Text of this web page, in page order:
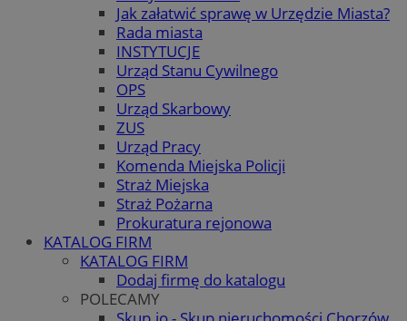
Jak załatwić sprawę w Urzędzie Miasta?
Rada miasta
INSTYTUCJE
Urząd Stanu Cywilnego
OPS
Urząd Skarbowy
ZUS
Urząd Pracy
Komenda Miejska Policji
Straż Miejska
Straż Pożarna
Prokuratura rejonowa
KATALOG FIRM
KATALOG FIRM
Dodaj firmę do katalogu
POLECAMY